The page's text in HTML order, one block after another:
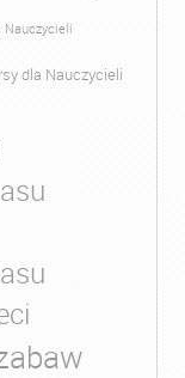
Nauczycieli
dla Nauczycieli